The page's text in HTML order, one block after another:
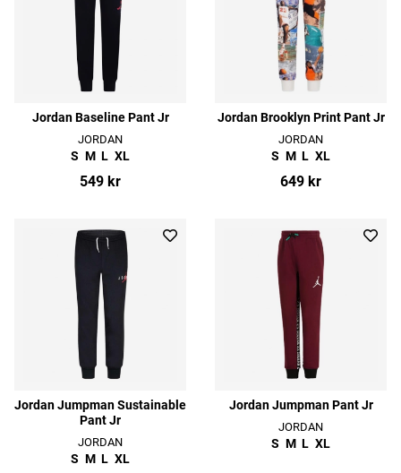
Jordan Baseline Pant Jr
JORDAN
S M L XL
549 kr
Jordan Brooklyn Print Pant Jr
JORDAN
S M L XL
649 kr
Jordan Jumpman Sustainable
Pant Jr
JORDAN
S M L XL
Jordan Jumpman Pant Jr
JORDAN
S M L XL